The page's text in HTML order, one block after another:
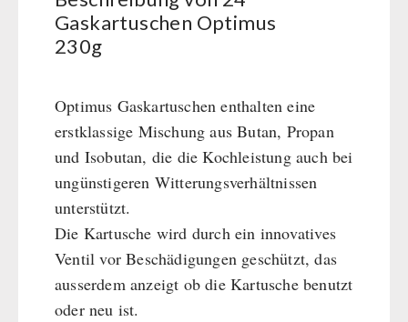
Kurbelgeräte / Radio / Funk
Atemschutz / ABC Schutzanzug
PETROMAX-SHOP
Feuerhand
HK500 & Zubehör
Reinigung & Pflege von Gusseisen
SONSTIGES
kingnature-Vitalstoffe
BEHÖRDEN / GRUPPENVERSORGUNG
Notrationen
Gaskartuschen Optimus
230g
Optimus Gaskartuschen enthalten eine
erstklassige Mischung aus Butan, Propan
und Isobutan, die die Kochleistung auch bei
ungünstigeren Witterungsverhältnissen
unterstützt.
Die Kartusche wird durch ein innovatives
Ventil vor Beschädigungen geschützt, das
ausserdem anzeigt ob die Kartusche benutzt
oder neu ist.